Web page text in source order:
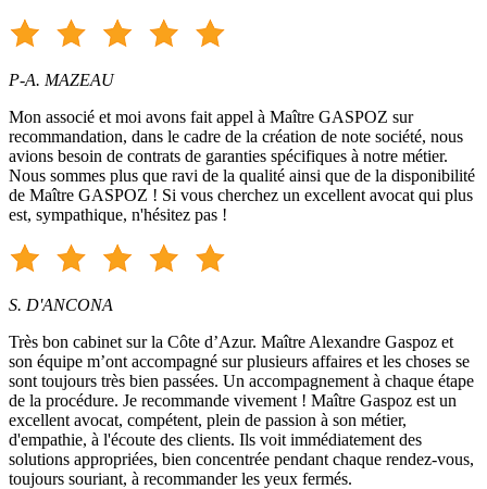
P-A. MAZEAU
Mon associé et moi avons fait appel à Maître GASPOZ sur
recommandation, dans le cadre de la création de note société, nous
avions besoin de contrats de garanties spécifiques à notre métier.
Nous sommes plus que ravi de la qualité ainsi que de la disponibilité
de Maître GASPOZ ! Si vous cherchez un excellent avocat qui plus
est, sympathique, n'hésitez pas !
S. D'ANCONA
Très bon cabinet sur la Côte d’Azur. Maître Alexandre Gaspoz et
son équipe m’ont accompagné sur plusieurs affaires et les choses se
sont toujours très bien passées. Un accompagnement à chaque étape
de la procédure. Je recommande vivement ! Maître Gaspoz est un
excellent avocat, compétent, plein de passion à son métier,
d'empathie, à l'écoute des clients. Ils voit immédiatement des
solutions appropriées, bien concentrée pendant chaque rendez-vous,
toujours souriant, à recommander les yeux fermés.